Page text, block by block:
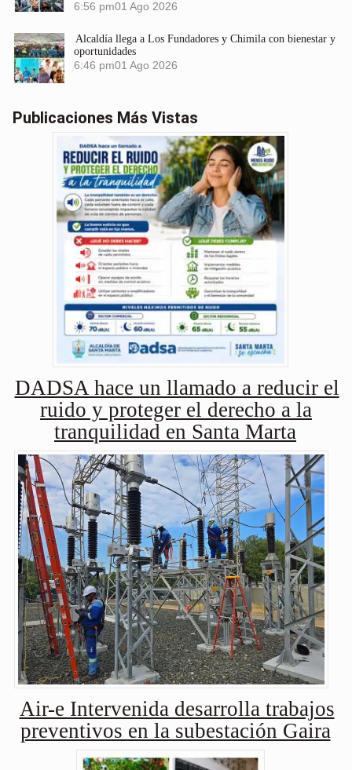
6:56 pm01 Ago 2026
Alcaldía llega a Los Fundadores y Chimila con bienestar y
oportunidades
6:46 pm01 Ago 2026
Publicaciones Más Vistas
DADSA hace un llamado a reducir el
ruido y proteger el derecho a la
tranquilidad en Santa Marta
Air-e Intervenida desarrolla trabajos
preventivos en la subestación Gaira